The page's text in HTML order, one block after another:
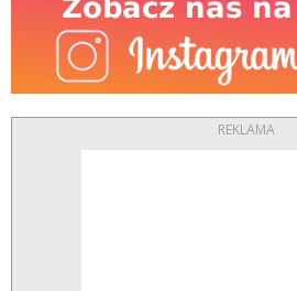
REKLAMA